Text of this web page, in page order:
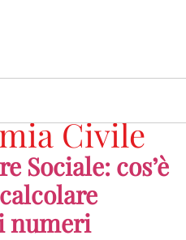
Civile
Sociale: cos’è
numeri